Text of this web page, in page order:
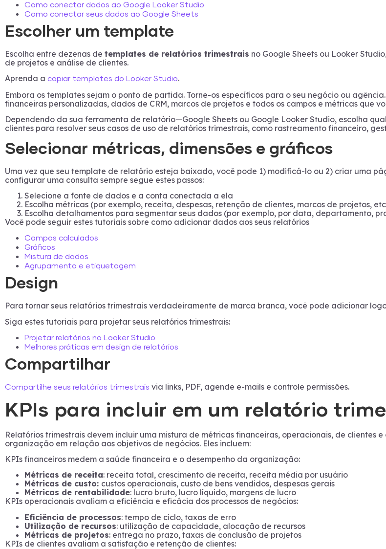
Como conectar dados ao Google Looker Studio
Como conectar seus dados ao Google Sheets
Escolher um template
Escolha entre dezenas de templates de relatórios trimestrais no Google Sheets ou Looker
de projetos e análise de clientes.
Aprenda a copiar templates do Looker Studio.
Embora os templates sejam o ponto de partida. Torne-os específicos para o seu negócio ou
financeiras personalizadas, dados de CRM, marcos de projetos e todos os campos e métricas que
Dependendo da sua ferramenta de relatório—Google Sheets ou Google Looker Studio, escolha
clientes para resolver seus casos de uso de relatórios trimestrais, como rastreamento financeiro,
Selecionar métricas, dimensões e gráficos
Uma vez que seu template de relatório esteja baixado, você pode 1) modificá-lo ou 2) criar uma
configurar uma consulta sempre segue estes passos:
Selecione a fonte de dados e a conta conectada a ela
Escolha métricas (por exemplo, receita, despesas, retenção de clientes, marcos de projetos,
Escolha detalhamentos para segmentar seus dados (por exemplo, por data, departamento,
Você pode seguir estes tutoriais sobre como adicionar dados aos seus relatórios
Campos calculados
Gráficos
Mistura de dados
Agrupamento e etiquetagem
Design
Para tornar seus relatórios trimestrais verdadeiramente de marca branca, você pode adicionar
Siga estes tutoriais para projetar seus relatórios trimestrais:
Projetar relatórios no Looker Studio
Melhores práticas em design de relatórios
Compartilhar
Compartilhe seus relatórios trimestrais via links, PDF, agende e-mails e controle permissões.
KPIs para incluir em um relatório
Relatórios trimestrais devem incluir uma mistura de métricas financeiras, operacionais, de clientes
organização em relação aos objetivos de negócios. Eles incluem:
KPIs financeiros medem a saúde financeira e o desempenho da organização:
Métricas de receita: receita total, crescimento de receita, receita média por usuário
Métricas de custo: custos operacionais, custo de bens vendidos, despesas gerais
Métricas de rentabilidade: lucro bruto, lucro líquido, margens de lucro
KPIs operacionais avaliam a eficiência e eficácia dos processos de negócios:
Eficiência de processos: tempo de ciclo, taxas de erro
Utilização de recursos: utilização de capacidade, alocação de recursos
Métricas de projetos: entrega no prazo, taxas de conclusão de projetos
KPIs de clientes avaliam a satisfação e retenção de clientes: